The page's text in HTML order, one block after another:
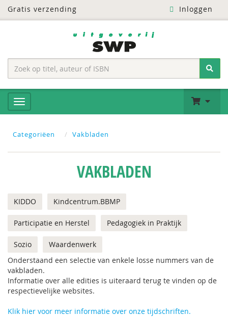
Gratis verzending Inloggen
Categoriëen Vakbladen
VAKBLADEN
KIDDO Kindcentrum.BBMP
Participatie en Herstel Pedagogiek in Praktijk
Sozio
Waardenwerk
Onderstaand een selectie van enkele losse nummers van de
vakbladen.
Informatie over alle edities is uiteraard terug te vinden op de
respectievelijke websites.
Klik hier voor meer informatie over onze tijdschriften.